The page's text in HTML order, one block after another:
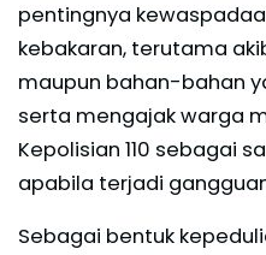
pentingnya
kebakaran, terutama
maupun bahan-bahan
serta mengajak warga
Kepolisian 110 sebagai
apabila terjadi
Sebagai bentuk